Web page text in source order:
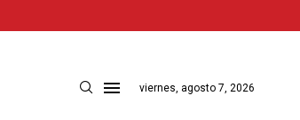
viernes, agosto 7, 2026